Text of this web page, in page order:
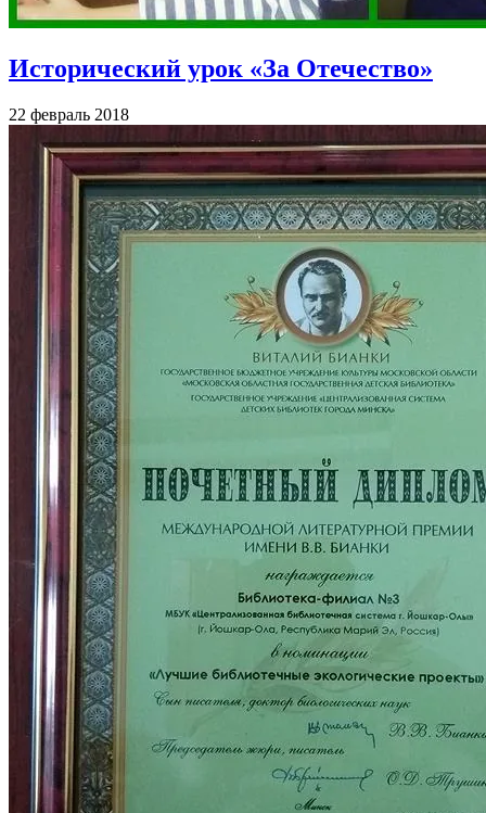
Исторический урок «За Отечество»
22 февраль 2018